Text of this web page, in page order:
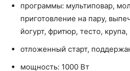
программы: мультиповар,
приготовление на пару,
йогурт, фритюр, тесто,
отложенный старт,
мощность: 1000 Вт